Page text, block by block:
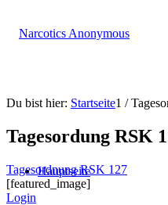
Hauptseite
Du bist hier: Startseite1 /
Tagesordung RSK
Tagesordnung RSK 127
[featured_image]
Login